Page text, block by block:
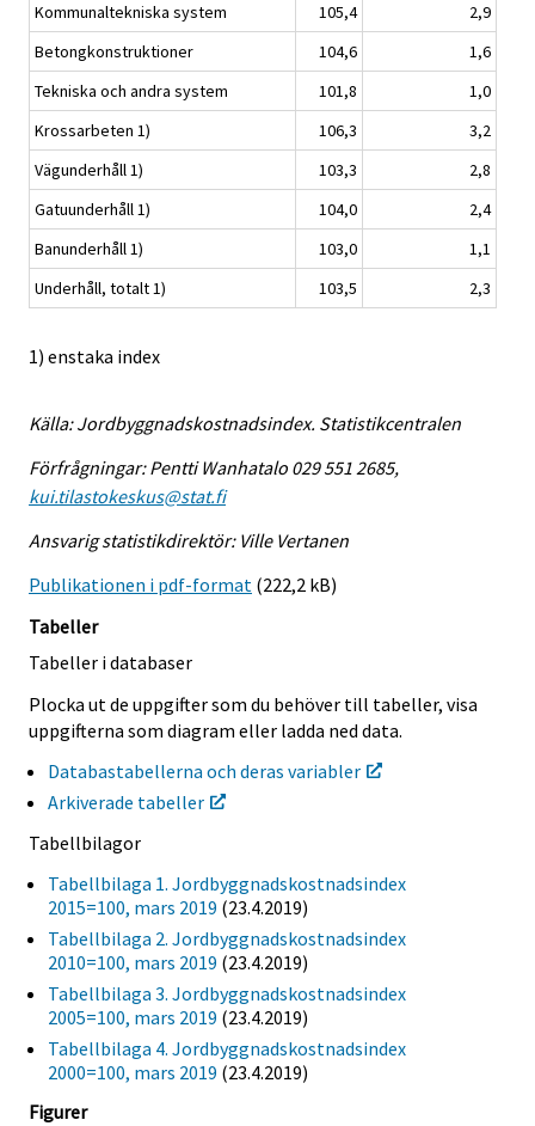
Kommunaltekniska system
105,4
2,9
Betongkonstruktioner
104,6
1,6
Tekniska och andra system
101,8
1,0
Krossarbeten 1)
106,3
3,2
Vägunderhåll 1)
103,3
2,8
Gatuunderhåll 1)
104,0
2,4
Banunderhåll 1)
103,0
1,1
Underhåll, totalt 1)
103,5 2,3
1) enstaka index
Källa: Jordbyggnadskostnadsindex. Statistikcentralen
Förfrågningar: Pentti Wanhatalo 029 551 2685,
kui.tilastokeskus@stat.fi
Ansvarig statistikdirektör: Ville Vertanen
Publikationen i pdf-format (222,2 kB)
Tabeller
Tabeller i databaser
Plocka ut de uppgifter som du behöver till tabeller, visa
uppgifterna som diagram eller ladda ned data.
Databastabellerna och deras variabler
Arkiverade tabeller
Tabellbilagor
Tabellbilaga 1. Jordbyggnadskostnadsindex
2015=100, mars 2019 (23.4.2019)
Tabellbilaga 2. Jordbyggnadskostnadsindex
2010=100, mars 2019 (23.4.2019)
Tabellbilaga 3. Jordbyggnadskostnadsindex
2005=100, mars 2019 (23.4.2019)
Tabellbilaga 4. Jordbyggnadskostnadsindex
2000=100, mars 2019 (23.4.2019)
Figurer